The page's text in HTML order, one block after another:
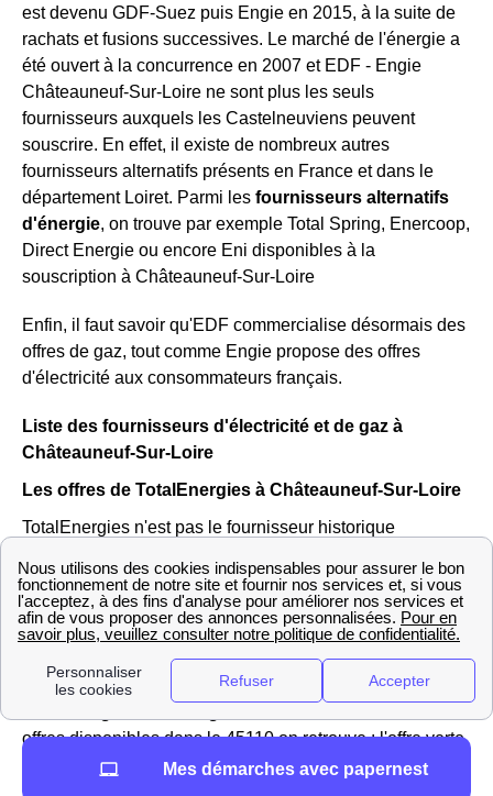
est devenu GDF-Suez puis Engie en 2015, à la suite de
rachats et fusions successives. Le marché de l'énergie a
été ouvert à la concurrence en 2007 et EDF - Engie
Châteauneuf-Sur-Loire ne sont plus les seuls
fournisseurs auxquels les Castelneuviens peuvent
souscrire. En effet, il existe de nombreux autres
fournisseurs alternatifs présents en France et dans le
département Loiret. Parmi les fournisseurs alternatifs
d'énergie, on trouve par exemple Total Spring, Enercoop,
Direct Energie ou encore Eni disponibles à la
souscription à Châteauneuf-Sur-Loire
Enfin, il faut savoir qu'EDF commercialise désormais des
offres de gaz, tout comme Engie propose des offres
d'électricité aux consommateurs français.
Liste des fournisseurs d'électricité et de gaz à
Châteauneuf-Sur-Loire
Les offres de TotalEnergies à Châteauneuf-Sur-Loire
TotalEnergies n'est pas le fournisseur historique
En revanche, c'est lepremier fournisseur alternatif
d'énergie en Franceet à Châteauneuf-Sur-Loire
L'entreprise peut donc proposer pour ses clients
Castelneuviens tant particuliers que professionnels,
plusieurs offres intéressantes dont le
prix est inférieur
offres disponibles dans le 45110 on retrouve : l'offre verte,
l'offre classique mais aussi l'offre 100% en ligne.
Mes démarches avec papernest